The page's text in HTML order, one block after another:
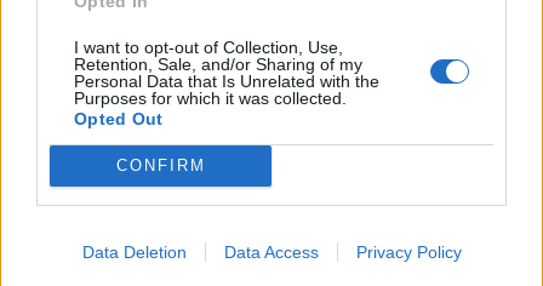
I want to opt-out of Collection, Use,
Retention, Sale, and/or Sharing of my
Personal Data that Is Unrelated with the
Purposes for which it was collected.
Opted Out
CONFIRM
Data Deletion Data Access Privacy Policy
Tags:ΕΟΠΥΥ,
ΚΑΤΗΓΟΡΙΕΣ
ΕΙΔΗΣΕΙΣ
ΠΑΙΔΙ